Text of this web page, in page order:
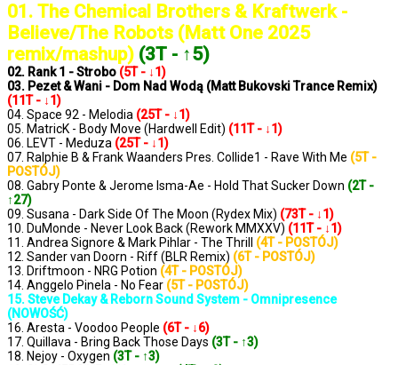
01. The Chemical Brothers & Kraftwerk -
Believe/The Robots (Matt One 2025
remix/mashup) (3T - ↑5)
02. Rank 1 - Strobo (5T - ↓1)
03. Pezet & Wani - Dom Nad Wodą (Matt Bukovski Trance Remix)
(11T - ↓1)
04. Space 92 - Melodia (25T - ↓1)
05. MatricK - Body Move (Hardwell Edit) (11T - ↓1)
06. LEVT - Meduza (25T - ↓1)
07. Ralphie B & Frank Waanders Pres. Collide1 - Rave With Me (5T -
POSTÓJ)
08. Gabry Ponte & Jerome Isma-Ae - Hold That Sucker Down (2T -
↑27)
09. Susana - Dark Side Of The Moon (Rydex Mix) (73T - ↓1)
10. DuMonde - Never Look Back (Rework MMXXV) (11T - ↓1)
11. Andrea Signore & Mark Pihlar - The Thrill (4T - POSTÓJ)
12. Sander van Doorn - Riff (BLR Remix) (6T - POSTÓJ)
13. Driftmoon - NRG Potion (4T - POSTÓJ)
14. Anggelo Pinela - No Fear (5T - POSTÓJ)
15. Steve Dekay & Reborn Sound System - Omnipresence
(NOWOŚĆ)
16. Aresta - Voodoo People (6T - ↓6)
17. Quillava - Bring Back Those Days (3T - ↑3)
18. Nejoy - Oxygen (3T - ↑3)